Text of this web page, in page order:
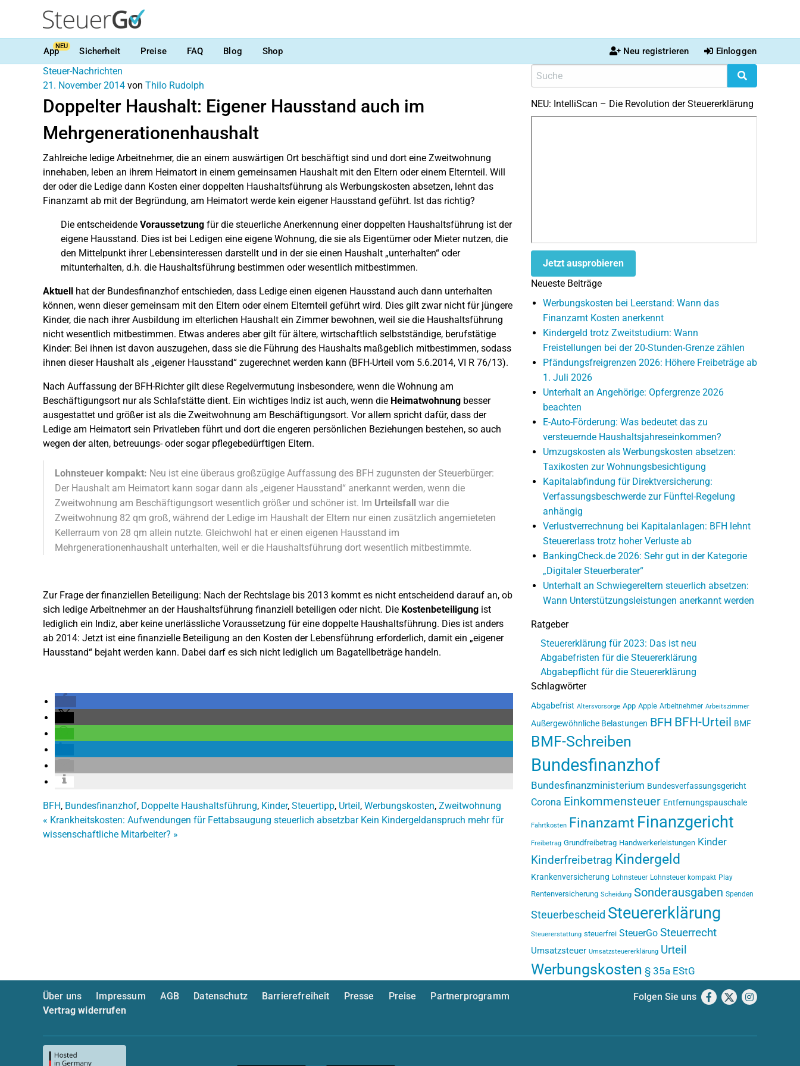
AppNEU Sicherheit Preise FAQ Blog Shop Neu registrieren Einloggen
Steuer-Nachrichten
21. November 2014 von Thilo Rudolph
Doppelter Haushalt: Eigener Hausstand auch im
Mehrgenerationenhaushalt
Zahlreiche ledige Arbeitnehmer, die an einem auswärtigen Ort beschäftigt sind und dort eine Zweitwohnung
innehaben, leben an ihrem Heimatort in einem gemeinsamen Haushalt mit den Eltern oder einem Elternteil. Will
der oder die Ledige dann Kosten einer doppelten Haushaltsführung als Werbungskosten absetzen, lehnt das
Finanzamt ab mit der Begründung, am Heimatort werde kein eigener Hausstand geführt. Ist das richtig?
Die entscheidende Voraussetzung für die steuerliche Anerkennung einer doppelten Haushaltsführung ist der
eigene Hausstand. Dies ist bei Ledigen eine eigene Wohnung, die sie als Eigentümer oder Mieter nutzen, die
den Mittelpunkt ihrer Lebensinteressen darstellt und in der sie einen Haushalt „unterhalten“ oder
mitunterhalten, d.h. die Haushaltsführung bestimmen oder wesentlich mitbestimmen.
Aktuell hat der Bundesfinanzhof entschieden, dass Ledige einen eigenen Hausstand auch dann unterhalten
können, wenn dieser gemeinsam mit den Eltern oder einem Elternteil geführt wird. Dies gilt zwar nicht für jüngere
Kinder, die nach ihrer Ausbildung im elterlichen Haushalt ein Zimmer bewohnen, weil sie die Haushaltsführung
nicht wesentlich mitbestimmen. Etwas anderes aber gilt für ältere, wirtschaftlich selbstständige, berufstätige
Kinder: Bei ihnen ist davon auszugehen, dass sie die Führung des Haushalts maßgeblich mitbestimmen, sodass
ihnen dieser Haushalt als „eigener Hausstand“ zugerechnet werden kann (BFH-Urteil vom 5.6.2014, VI R 76/13).
Nach Auffassung der BFH-Richter gilt diese Regelvermutung insbesondere, wenn die Wohnung am
Beschäftigungsort nur als Schlafstätte dient. Ein wichtiges Indiz ist auch, wenn die Heimatwohnung besser
ausgestattet und größer ist als die Zweitwohnung am Beschäftigungsort. Vor allem spricht dafür, dass der
Ledige am Heimatort sein Privatleben führt und dort die engeren persönlichen Beziehungen bestehen, so auch
wegen der alten, betreuungs- oder sogar pflegebedürftigen Eltern.
Lohnsteuer kompakt: Neu ist eine überaus großzügige Auffassung des BFH zugunsten der Steuerbürger:
Der Haushalt am Heimatort kann sogar dann als „eigener Hausstand“ anerkannt werden, wenn die
Zweitwohnung am Beschäftigungsort wesentlich größer und schöner ist. Im Urteilsfall war die
Zweitwohnung 82 qm groß, während der Ledige im Haushalt der Eltern nur einen zusätzlich angemieteten
Kellerraum von 28 qm allein nutzte. Gleichwohl hat er einen eigenen Hausstand im
Mehrgenerationenhaushalt unterhalten, weil er die Haushaltsführung dort wesentlich mitbestimmte.
Zur Frage der finanziellen Beteiligung: Nach der Rechtslage bis 2013 kommt es nicht entscheidend darauf an, ob
sich ledige Arbeitnehmer an der Haushaltsführung finanziell beteiligen oder nicht. Die Kostenbeteiligung ist
lediglich ein Indiz, aber keine unerlässliche Voraussetzung für eine doppelte Haushaltsführung. Dies ist anders
ab 2014: Jetzt ist eine finanzielle Beteiligung an den Kosten der Lebensführung erforderlich, damit ein „eigener
Hausstand“ bejaht werden kann. Dabei darf es sich nicht lediglich um Bagatellbeträge handeln.
BFH, Bundesfinanzhof, Doppelte Haushaltsführung, Kinder, Steuertipp, Urteil, Werbungskosten, Zweitwohnung
« Krankheitskosten: Aufwendungen für Fettabsaugung steuerlich absetzbar Kein Kindergeldanspruch mehr für
wissenschaftliche Mitarbeiter? »
NEU: IntelliScan – Die Revolution der Steuererklärung
Jetzt ausprobieren
Neueste Beiträge
Werbungskosten bei Leerstand: Wann das
Finanzamt Kosten anerkennt
Kindergeld trotz Zweitstudium: Wann
Freistellungen bei der 20-Stunden-Grenze zählen
Pfändungsfreigrenzen 2026: Höhere Freibeträge ab
1. Juli 2026
Unterhalt an Angehörige: Opfergrenze 2026
beachten
E-Auto-Förderung: Was bedeutet das zu
versteuernde Haushaltsjahreseinkommen?
Umzugskosten als Werbungskosten absetzen:
Taxikosten zur Wohnungsbesichtigung
Kapitalabfindung für Direktversicherung:
Verfassungsbeschwerde zur Fünftel-Regelung
anhängig
Verlustverrechnung bei Kapitalanlagen: BFH lehnt
Steuererlass trotz hoher Verluste ab
BankingCheck.de 2026: Sehr gut in der Kategorie
„Digitaler Steuerberater“
Unterhalt an Schwiegereltern steuerlich absetzen:
Wann Unterstützungsleistungen anerkannt werden
Ratgeber
Steuererklärung für 2023: Das ist neu
Abgabefristen für die Steuererklärung
Abgabepflicht für die Steuererklärung
Schlagwörter
Abgabefrist Altersvorsorge App Apple Arbeitnehmer Arbeitszimmer
Außergewöhnliche Belastungen BFH BFH-Urteil BMF
BMF-Schreiben
Bundesfinanzhof
Bundesfinanzministerium Bundesverfassungsgericht
Corona Einkommensteuer Entfernungspauschale
Fahrtkosten Finanzamt Finanzgericht
Freibetrag Grundfreibetrag Handwerkerleistungen Kinder
Kinderfreibetrag Kindergeld
Krankenversicherung Lohnsteuer Lohnsteuer kompakt Play
Rentenversicherung Scheidung Sonderausgaben Spenden
Steuerbescheid Steuererklärung
Steuererstattung steuerfrei SteuerGo Steuerrecht
Umsatzsteuer Umsatzsteuererklärung Urteil
Werbungskosten § 35a EStG
Über uns Impressum AGB Datenschutz Barrierefreiheit Presse Preise
Partnerprogramm
Vertrag widerrufen
Folgen Sie uns Facebook
X Instagram